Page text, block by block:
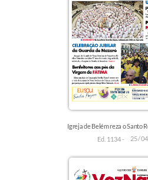
Igreja de Belém reza o Santo
Ed. 1134 -
25/